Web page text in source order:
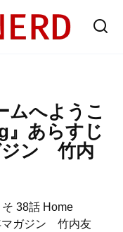
ムへようこ
』あらすじ
ジン 竹内